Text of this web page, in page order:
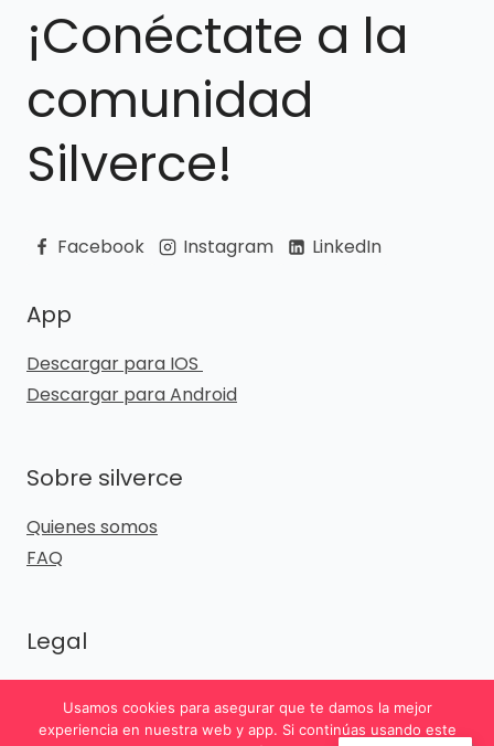
¡Conéctate a la
comunidad
Silverce!
Facebook Instagram LinkedIn
App
Descargar para IOS
Descargar para Android
Sobre silverce
Quienes somos
FAQ
Legal
Términos y Condiciones
Usamos cookies para asegurar que te damos la mejor
experiencia en nuestra web y app. Si continúas usando este